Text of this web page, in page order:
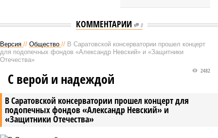
КОММЕНТАРИИ 0
Версия // Общество // В Саратовской консерватории прошел концерт
для подопечных фондов «Александр Невский» и «Защитники
Отечества»
В Саратовской консерватории прошел концерт для
подопечных фондов «Александр Невский» и
«Защитники Отечества»
2482
С верой и надеждой